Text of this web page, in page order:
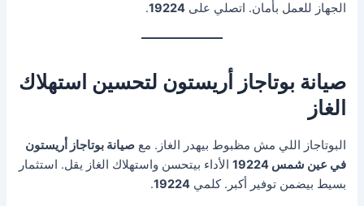
الجهاز للعمل بأمان. اتصلي على19224
.
صيانة بوتاجاز أريستون لتحسين استهلاك
الغاز
البوتاجاز اللي مش مظبوط بيهدر الغاز. معصيانة بوتاجاز أريستون
في عين شمس 19224
الأداء بيتحسن واستهلاك الغاز يقل. استثمار
بسيط بيضمن توفير أكبر. كلمي19224
.